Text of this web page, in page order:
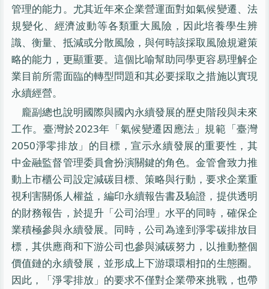
管理的能力。尤其近年來企業營運面對如氣候變遷、法
規變化、經濟波動等各類重大風險，因此培養學生辨
識、衡量、抵減或分散風險，與何時該採取風險規避策
略的能力，更顯重要。這個比喻幫助同學更容易理解企
業目前所需面臨的轉型問題和其必要採取之措施以實現
永續經營。
龐副總也說明國際與國內永續發展的歷史階段與未來
工作。臺灣於2023年「氣候變遷因應法」規範「臺灣
2050淨零排放」的目標，宣示永續發展的重要性，其
中金融監督管理委員會扮演關鍵的角色。金管會致力推
動上市櫃公司設定減碳目標、策略與行動，要求企業重
視利害關係人權益，編印永續報告書及驗證，提供透明
的財務報告，於提升「公司治理」水平的同時，確保企
業積極參與永續發展。同時，公司為達到淨零碳排放目
標，其供應商和下游公司也參與減碳努力，以推動整個
價值鏈的永續發展，並形成上下游環環相扣的生態圈。
因此，「淨零排放」的要求不僅對企業帶來挑戰，也帶